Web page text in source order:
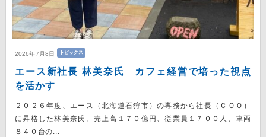
2026年7月8日 トピックス
エース新社長 林美奈氏 カフェ経営で培った視点
を活かす
２０２６年度、エース（北海道石狩市）の専務から社長（ＣＯＯ）
に昇格した林美奈氏。売上高１７０億円、従業員１７００人、車両
８４０台の...